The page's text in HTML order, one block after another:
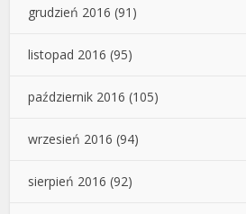
grudzień 2016 (91)
listopad 2016 (95)
październik 2016 (105)
wrzesień 2016 (94)
sierpień 2016 (92)